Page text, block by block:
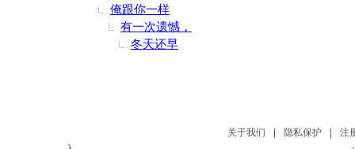
俺跟你一样
有一次遗憾，
冬天还早
关于我们 隐私保护
注